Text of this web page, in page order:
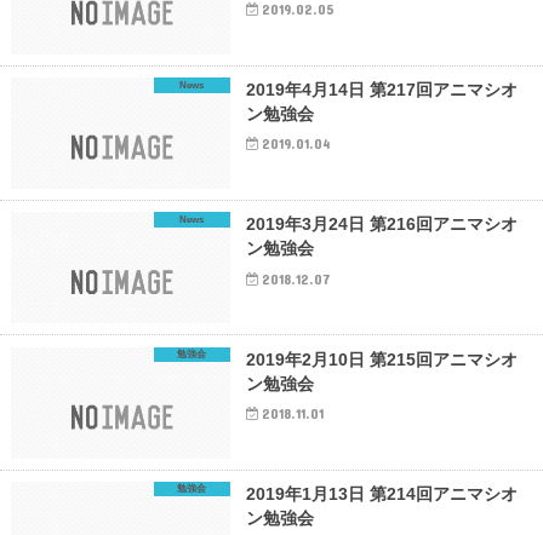
2019.02.05
News
2019年4月14日 第217回アニマシオ
ン勉強会
2019.01.04
News
2019年3月24日 第216回アニマシオ
ン勉強会
2018.12.07
勉強会
2019年2月10日 第215回アニマシオ
ン勉強会
2018.11.01
勉強会
2019年1月13日 第214回アニマシオ
ン勉強会